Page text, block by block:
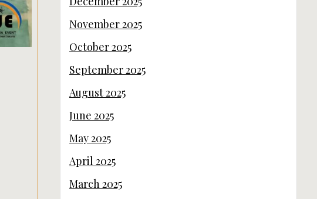
November 2025
October 2025
September 2025
August 2025
June 2025
May 2025
April 2025
March 2025